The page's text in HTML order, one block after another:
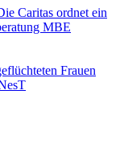
Caritas ordnet ein
MBE
Frauen